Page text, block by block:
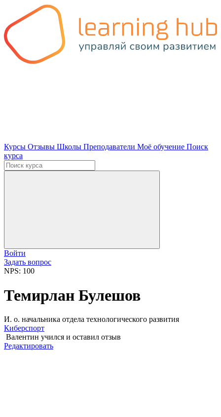
Курсы Отзывы Школы Преподаватели Моё обучение Поиск
курса
Войти
Задать вопрос
NPS: 100
Темирлан Булешов
И. о. начальника отдела технологического развития
Киберспорт
Валентин учился и оставил отзыв
Редактировать